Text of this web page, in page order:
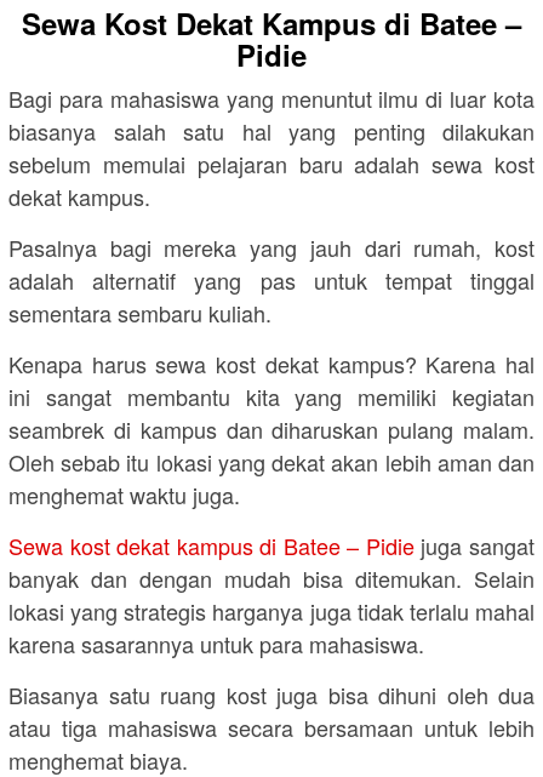
Sewa Kost Dekat Kampus di Batee –
Pidie
Bagi para mahasiswa yang menuntut ilmu di luar kota
biasanya salah satu hal yang penting dilakukan
sebelum memulai pelajaran baru adalah sewa kost
dekat kampus.
Pasalnya bagi mereka yang jauh dari rumah, kost
adalah alternatif yang pas untuk tempat tinggal
sementara sembaru kuliah.
Kenapa harus sewa kost dekat kampus? Karena hal
ini sangat membantu kita yang memiliki kegiatan
seambrek di kampus dan diharuskan pulang malam.
Oleh sebab itu lokasi yang dekat akan lebih aman dan
menghemat waktu juga.
Sewa kost dekat kampus di Batee – Pidiejuga sangat
banyak dan dengan mudah bisa ditemukan. Selain
lokasi yang strategis harganya juga tidak terlalu mahal
karena sasarannya untuk para mahasiswa.
Biasanya satu ruang kost juga bisa dihuni oleh dua
atau tiga mahasiswa secara bersamaan untuk lebih
menghemat biaya.